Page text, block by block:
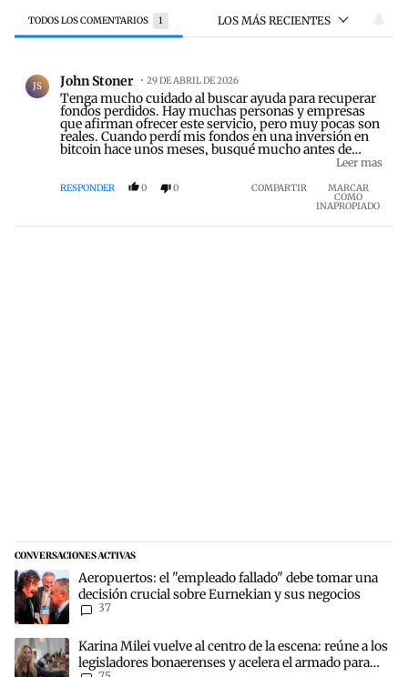
TODOS LOS COMENTARIOS 1 LOS MÁS RECIENTES
Todos los comentarios
JS John Stoner 29 DE ABRIL DE 2026
Tenga mucho cuidado al buscar ayuda para recuperar
fondos perdidos. Hay muchas personas y empresas
que afirman ofrecer este servicio, pero muy pocas son
reales. Cuando perdí mis fondos en una inversión en
bitcoin hace unos meses, busqué mucho antes de
a recuperar mis fondos sin pedir ningún pago por
adelantado, lo cual me alegró muchísimo porque
nunca pensé que sería posible recuperarlos. Los
recomiendo a cualquiera que busque este tipo de
Leer mas
RESPONDER 0 0 COMPARTIR MARCAR
COMO
INAPROPIADO
CONVERSACIONES ACTIVAS
Este listado muestra los artículos con más comentarios en los
Un artículo de tendencia con el título "Aeropuertos: el "empleado
Aeropuertos: el "empleado fallado" debe tomar una
decisión crucial sobre Eurnekian y sus negocios
37
Un artículo de tendencia con el título "Karina Milei vuelve al centro
Karina Milei vuelve al centro de la escena: reúne a los
legisladores bonaerenses y acelera el armado para